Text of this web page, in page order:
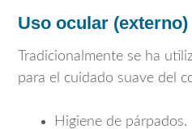
Uso ocular (externo)
Tradicionalmente se ha
para el cuidado suave del
Higiene de párpados.